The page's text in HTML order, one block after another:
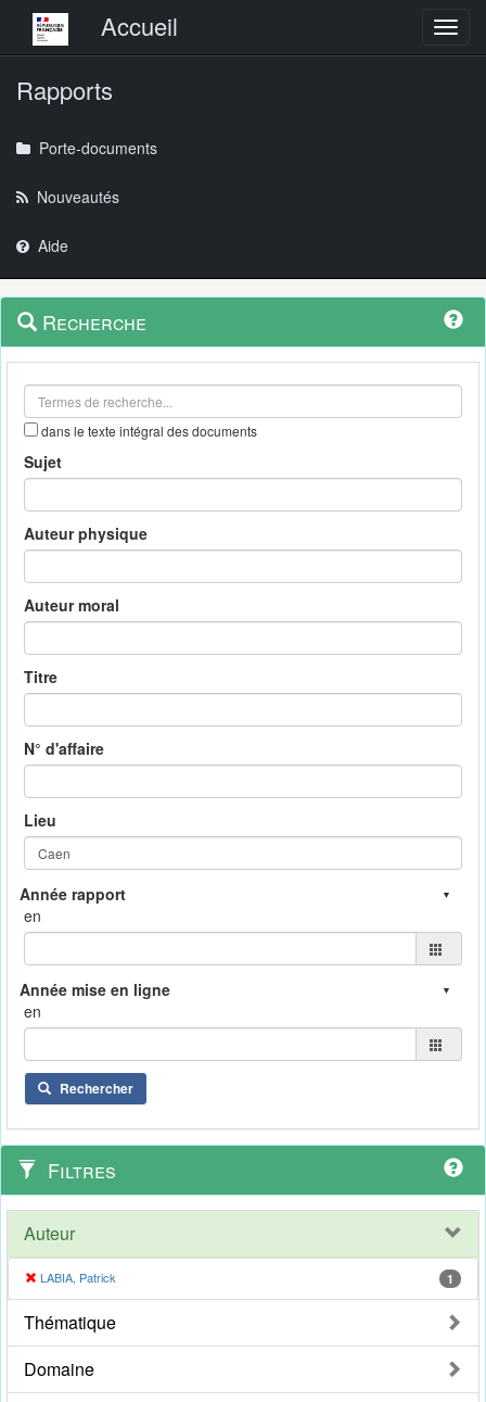
Menu principalAccueil
Rapports
Porte-documents
Nouveautés
Aide
Navigation
outils
Menu
contextuel
Recherche
dans le texte intégral des documents
Sujet
Auteur physique
Auteur moral
Titre
N° d'affaire
Lieu
en
en
Rechercher
Filtres
Auteur
LABIA, Patrick 1
Thématique
Domaine